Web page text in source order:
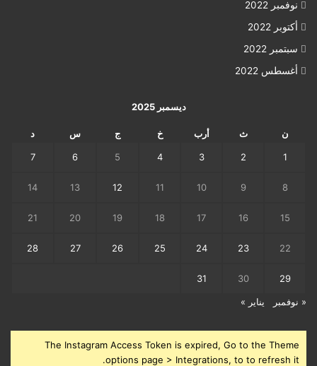
نوفمبر 2022
أكتوبر 2022
سبتمبر 2022
أغسطس 2022
ديسمبر 2025
ن ث أرب خ ج س د
1
2
3
4
5
6
7
8
9
10
11
12
13
14
15
16
17
18
19
20
21
22
23
24
25
26
27
28
29
30
31
« نوفمبر يناير »
The Instagram Access Token is expired, Go to the Theme
options page > Integrations, to to refresh it.